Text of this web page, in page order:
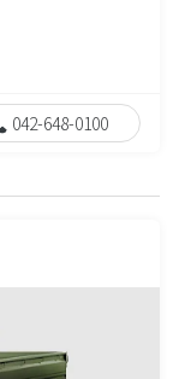
042-648-0100